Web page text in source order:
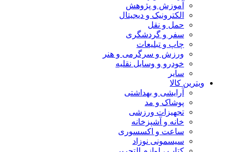
آموزش و پژوهش
الکترونیک و دیجیتال
حمل و نقل
سفر و گردشگری
چاپ و تبلیعات
ورزش و سرگرمی و هنر
خودرو و وسایل نقلیه
سایر
ویترین کالا
آرایشی و بهداشتی
پوشاک و مد
تجهیزات ورزشی
خانه و آشپزخانه
ساعت و اکسسوری
سیسمونی نوزاد